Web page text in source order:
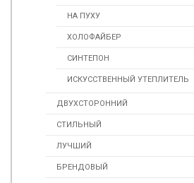
НА ПУХУ
ХОЛОФАЙБЕР
СИНТЕПОН
ИСКУССТВЕННЫЙ УТЕПЛИТЕЛЬ
ДВУХСТОРОННИЙ
СТИЛЬНЫЙ
ЛУЧШИЙ
БРЕНДОВЫЙ